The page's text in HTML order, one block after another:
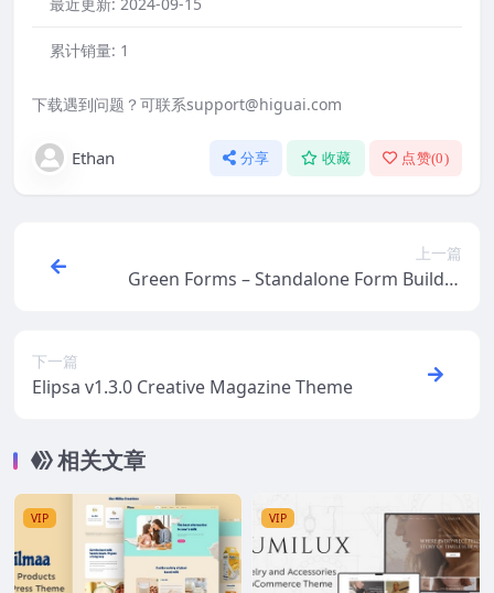
最近更新: 2024-09-15
累计销量: 1
下载遇到问题？可联系support@higuai.com
Ethan 分享 收藏 点赞(0)
上一篇
Green Forms – Standalone Form Builder
下一篇
Elipsa v1.3.0 Creative Magazine Theme
相关文章
VIP VIP